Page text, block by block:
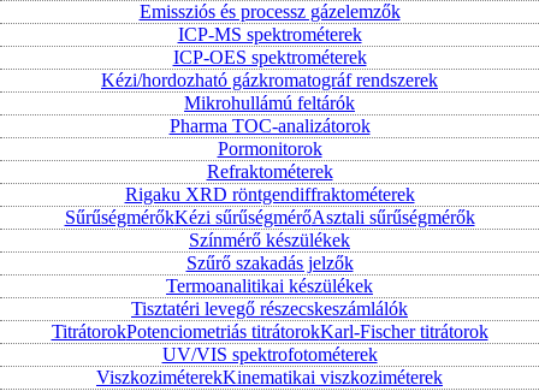
Emissziós és processz gázelemzők
ICP-MS spektrométerek
ICP-OES spektrométerek
Kézi/hordozható gázkromatográf rendszerek
Mikrohullámú feltárók
Pharma TOC-analizátorok
Pormonitorok
Refraktométerek
Rigaku XRD röntgendiffraktométerek
SűrűségmérőkKézi sűrűségmérőAsztali sűrűségmérők
Színmérő készülékek
Szűrő szakadás jelzők
Termoanalitikai készülékek
Tisztatéri levegő részecskeszámlálók
TitrátorokPotenciometriás titrátorokKarl-Fischer titrátorok
UV/VIS spektrofotométerek
ViszkoziméterekKinematikai viszkoziméterek